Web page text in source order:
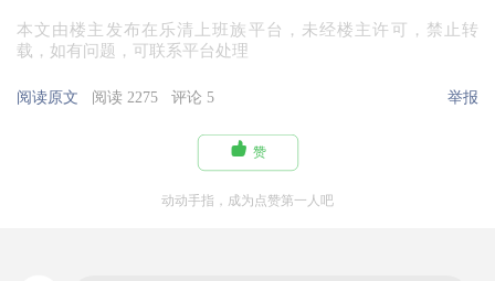
本文由楼主发布在乐清上班族平台，未经楼主许可，禁止转
载，如有问题，可联系平台处理
阅读原文 阅读 2275 评论 5 举报
 赞
动动手指，成为点赞第一人吧